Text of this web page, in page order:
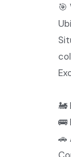
🎯
🚂
🚌
🚗